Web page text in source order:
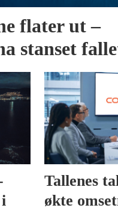
flater ut –
stanset
Tallenes
økte